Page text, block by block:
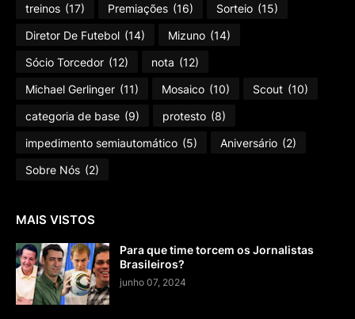
treinos (17) Premiações (16) Sorteio (15)
Diretor De Futebol (14) Mizuno (14)
Sócio Torcedor (12) nota (12)
Michael Gerlinger (11) Mosaico (10) Scout (10)
categoria de base (9) protesto (8)
impedimento semiautomático (5) Aniversário (2)
Sobre Nós (2)
MAIS VISTOS
Para que time torcem os Jornalistas
Brasileiros?
junho 07, 2024